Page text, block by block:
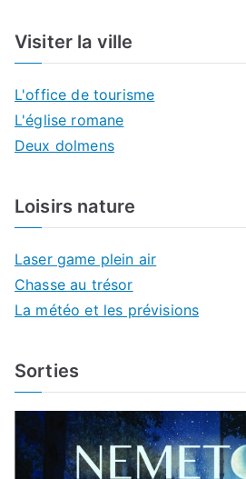
Visiter la ville
L'office de tourisme
L'église romane
Deux dolmens
Loisirs nature
Laser game plein air
Chasse au trésor
La météo et les prévisions
Sorties